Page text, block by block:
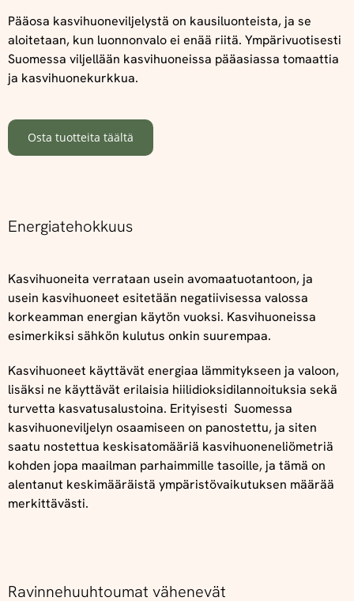
Pääosa kasvihuoneviljelystä on kausiluonteista, ja se
aloitetaan, kun luonnonvalo ei enää riitä. Ympärivuotisesti
Suomessa viljellään kasvihuoneissa pääasiassa tomaattia
ja kasvihuonekurkkua.
Osta tuotteita täältä
Energiatehokkuus
Kasvihuoneita verrataan usein avomaatuotantoon, ja
usein kasvihuoneet esitetään negatiivisessa valossa
korkeamman energian käytön vuoksi. Kasvihuoneissa
esimerkiksi sähkön kulutus onkin suurempaa.
Kasvihuoneet käyttävät energiaa lämmitykseen ja valoon,
lisäksi ne käyttävät erilaisia hiilidioksidilannoituksia sekä
turvetta kasvatusalustoina. Erityisesti Suomessa
kasvihuoneviljelyn osaamiseen on panostettu, ja siten
saatu nostettua keskisatomääriä kasvihuoneneliömetriä
kohden jopa maailman parhaimmille tasoille, ja tämä on
alentanut keskimääräistä ympäristövaikutuksen määrää
merkittävästi.
Ravinnehuuhtoumat vähenevät